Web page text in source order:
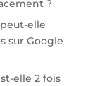
?
elle
sur Google
elle 2 fois